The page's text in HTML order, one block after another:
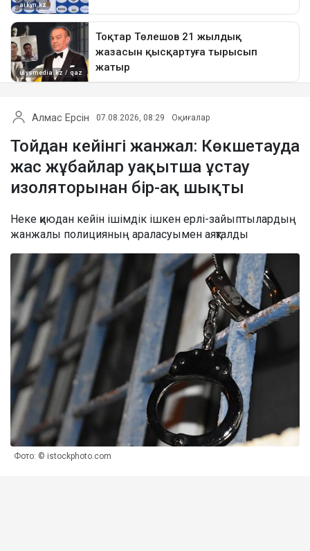
Алмас Ерсін 07.08.2026, 08:29 Оқиғалар
Тойдан кейінгі жанжал: Көкшетауда
жас жұбайлар уақытша ұстау
изоляторынан бір-ақ шықты
Неке қиюдан кейін ішімдік ішкен ерлі-зайыптылардың
жанжалы полицияның араласуымен аяқталды
Фото: © istockphoto.com